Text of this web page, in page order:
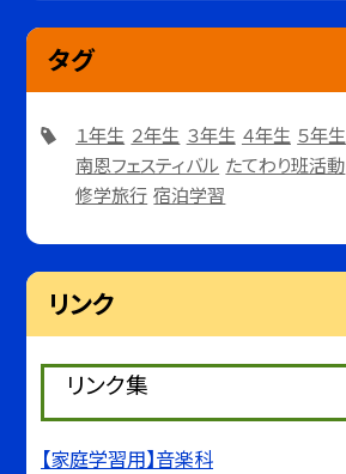
タグ
１年生 ２年生 ３年生 ４年生 ５年生
南恩フェスティバル たてわり班活動
修学旅行 宿泊学習
リンク
リンク集
【家庭学習用】音楽科